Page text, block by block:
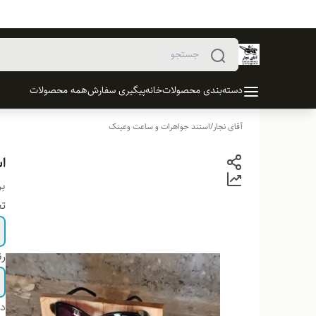
دسته‌بندی محصولاتخانهپیگیری سفارشهمه محصولات
آقای نجار/استند جواهرات و ساعت وعینک